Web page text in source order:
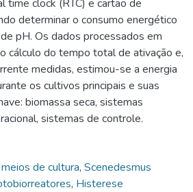
time clock (RTC) e cartão de
determinar o consumo energético
pH. Os dados processados em
cálculo do tempo total de ativação e,
medidas, estimou-se a energia
os cultivos principais e suas
biomassa seca, sistemas
sistemas de controle.
de cultura, Scenedesmus
, Histerese